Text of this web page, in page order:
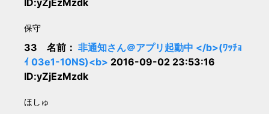
ID:yZjEzMzdk
保守
33 名前： 非通知さん＠アプリ起動中 </b>(ﾜｯﾁｮ
ｲ 03e1-10NS)<b> 2016-09-02 23:53:16
ID:yZjEzMzdk
ほしゅ